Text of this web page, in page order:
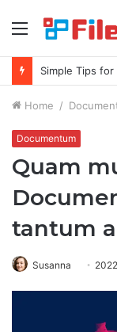
Index
Simple Tips
Home /
Documentum
Quam
tantum
Susanna